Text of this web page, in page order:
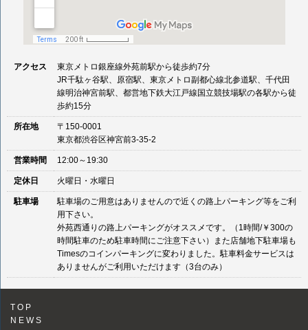
アクセス
東京メトロ銀座線外苑前駅から徒歩約7分
JR千駄ヶ谷駅、原宿駅、東京メトロ副都心線北参道駅、千代田
線明治神宮前駅、都営地下鉄大江戸線国立競技場駅の各駅から徒
歩約15分
所在地
〒150-0001
東京都渋谷区神宮前3-35-2
営業時間 12:00～19:30
定休日 火曜日・水曜日
駐車場
駐車場のご用意はありませんので近くの路上パーキング等をご利
用下さい。
外苑西通りの路上パーキングがオススメです。（1時間/￥300の
時間駐車のため駐車時間にご注意下さい）また店舗地下駐車場も
Timesのコインパーキングに変わりました。駐車料金サービスは
ありませんがご利用いただけます（3台のみ）
TOP
NEWS